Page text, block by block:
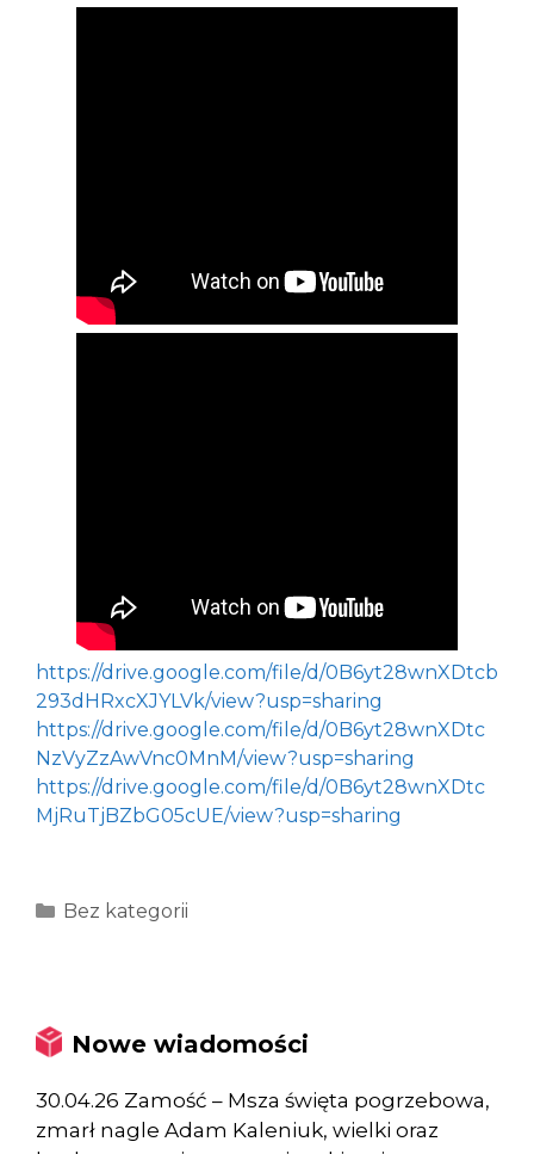
https://drive.google.com/file/d/0B6yt28wnXDtcb
293dHRxcXJYLVk/view?usp=sharing
https://drive.google.com/file/d/0B6yt28wnXDtc
NzVyZzAwVnc0MnM/view?usp=sharing
https://drive.google.com/file/d/0B6yt28wnXDtc
MjRuTjBZbG05cUE/view?usp=sharing
Kategorie
Bez kategorii
Nowe wiadomości
30.04.26 Zamość – Msza święta pogrzebowa,
zmarł nagle Adam Kaleniuk, wielki oraz